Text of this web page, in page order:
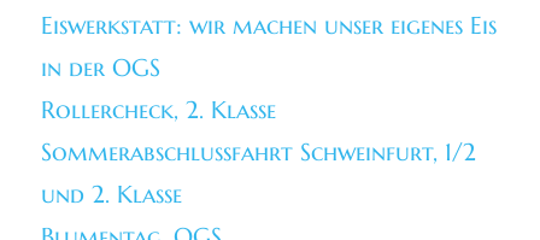
Eiswerkstatt: wir machen unser eigenes Eis
in der OGS
Rollercheck, 2. Klasse
Sommerabschlussfahrt Schweinfurt, 1/2
und 2. Klasse